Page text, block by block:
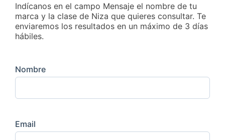
Indícanos en el campo Mensaje el nombre de tu
marca y la clase de Niza que quieres consultar. Te
enviaremos los resultados en un máximo de 3 días
hábiles.
Nombre
Email